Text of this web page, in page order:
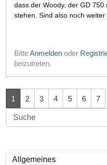
dass der Woody, der GD
stehen. Sind also noch
BitteAnmelden oder
beizutreten.
1 2 3 4 5 6 7